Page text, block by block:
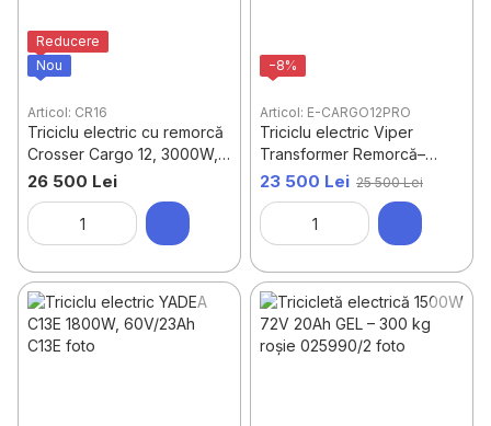
Reducere
Nou
Articol: CR16
Triciclu electric cu remorcă
Crosser Cargo 12, 3000W,
60 V 45 Аh
26 500 Lei
−8%
Articol: E-CARGO12PRO
Triciclu electric Viper
Transformer Remorcă–
Pasager 2300W 60V45Ah
23 500 Lei 25 500 Lei